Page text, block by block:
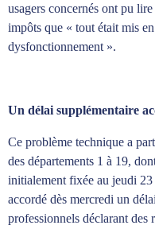
usagers concernés ont pu
impôts que « tout était mis
dysfonctionnement ».
Un délai supplémentaire
Ce problème technique a
des départements 1 à 19,
initialement fixée au jeudi
accordé dès mercredi un
professionnels déclarant